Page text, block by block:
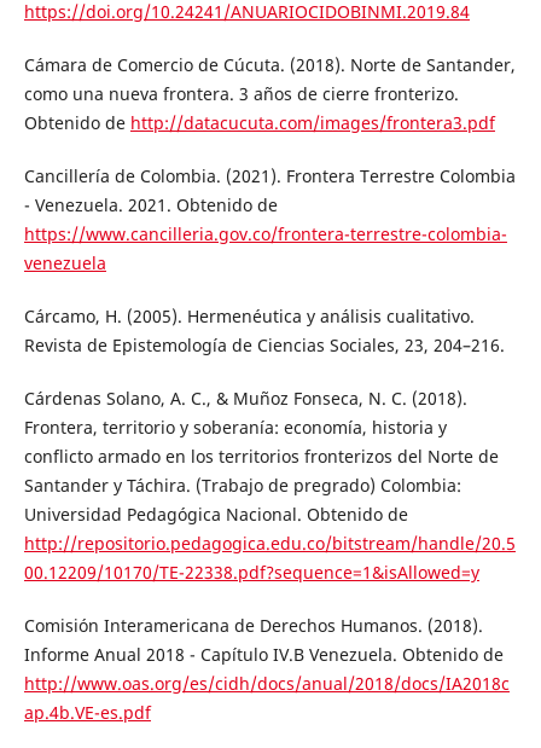
https://doi.org/10.24241/ANUARIOCIDOBINMI.2019.84
Cámara de Comercio de Cúcuta. (2018). Norte de Santander,
como una nueva frontera. 3 años de cierre fronterizo.
Obtenido de http://datacucuta.com/images/frontera3.pdf
Cancillería de Colombia. (2021). Frontera Terrestre Colombia
- Venezuela. 2021. Obtenido de
https://www.cancilleria.gov.co/frontera-terrestre-colombia-
venezuela
Cárcamo, H. (2005). Hermenéutica y análisis cualitativo.
Revista de Epistemología de Ciencias Sociales, 23, 204–216.
Cárdenas Solano, A. C., & Muñoz Fonseca, N. C. (2018).
Frontera, territorio y soberanía: economía, historia y
conflicto armado en los territorios fronterizos del Norte de
Santander y Táchira. (Trabajo de pregrado) Colombia:
Universidad Pedagógica Nacional. Obtenido de
http://repositorio.pedagogica.edu.co/bitstream/handle/20.5
00.12209/10170/TE-22338.pdf?sequence=1&isAllowed=y
Comisión Interamericana de Derechos Humanos. (2018).
Informe Anual 2018 - Capítulo IV.B Venezuela. Obtenido de
http://www.oas.org/es/cidh/docs/anual/2018/docs/IA2018c
ap.4b.VE-es.pdf